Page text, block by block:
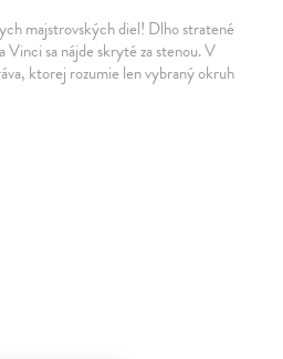
majstrovských diel! Dlho stratené
Vinci sa nájde skryté za stenou. V
ktorej rozumie len vybraný okruh